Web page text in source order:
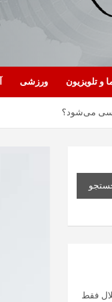
و تلویزیون ورزشی
فقط